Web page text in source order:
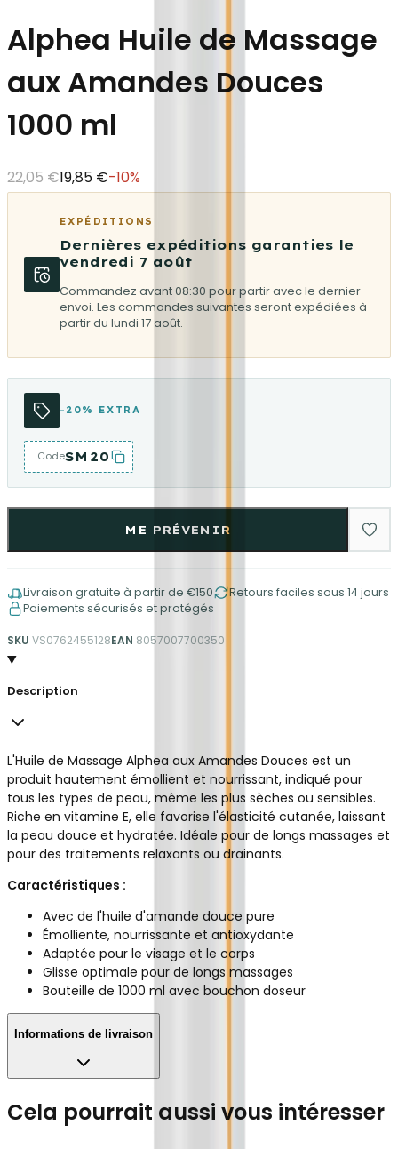
Alphea Huile de Massage
aux Amandes Douces
1000 ml
22,05 €19,85 €-10%
EXPÉDITIONS
Dernières expéditions garanties le
vendredi 7 août
Commandez avant 08:30 pour partir avec le dernier
envoi. Les commandes suivantes seront expédiées à
partir du lundi 17 août.
-20% EXTRA
CodeSM20
ME PRÉVENIR
Livraison gratuite à partir de €150
Retours faciles sous 14 jours
Paiements sécurisés et protégés
SKU VS0762455128EAN 8057007700350
Description
L'Huile de Massage Alphea aux Amandes Douces est un
produit hautement émollient et nourrissant, indiqué pour
tous les types de peau, même les plus sèches ou sensibles.
Riche en vitamine E, elle favorise l'élasticité cutanée, laissant
la peau douce et hydratée. Idéale pour de longs massages et
pour des traitements relaxants ou drainants.
Caractéristiques :
Avec de l'huile d'amande douce pure
Émolliente, nourrissante et antioxydante
Adaptée pour le visage et le corps
Glisse optimale pour de longs massages
Bouteille de 1000 ml avec bouchon doseur
Informations de livraison
Cela pourrait aussi vous intéresser